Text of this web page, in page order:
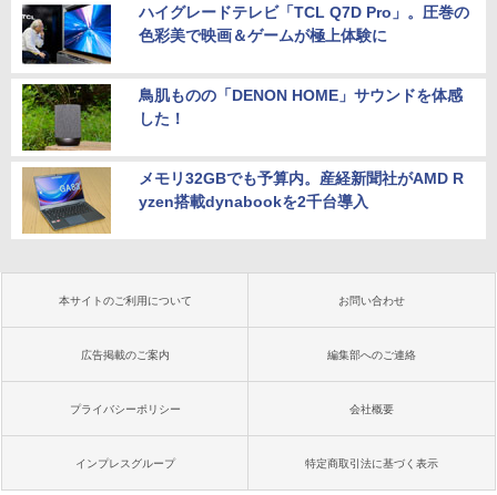
ハイグレードテレビ「TCL Q7D Pro」。圧巻の
色彩美で映画＆ゲームが極上体験に
鳥肌ものの「DENON HOME」サウンドを体感
した！
メモリ32GBでも予算内。産経新聞社がAMD R
yzen搭載dynabookを2千台導入
本サイトのご利用について お問い合わせ
広告掲載のご案内 編集部へのご連絡
プライバシーポリシー 会社概要
インプレスグループ 特定商取引法に基づく表示